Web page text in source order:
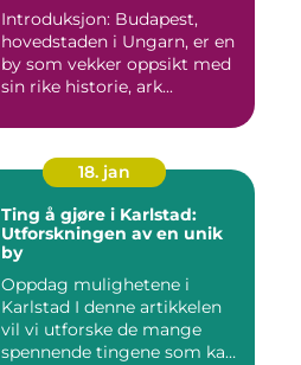
Introduksjon: Budapest,
hovedstaden i Ungarn, er en
by som vekker oppsikt med
sin rike historie, ark...
18. jan
Ting å gjøre i Karlstad:
Utforskningen av en unik
by
Oppdag mulighetene i
Karlstad I denne artikkelen
vil vi utforske de mange
spennende tingene som kan